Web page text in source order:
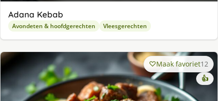
Adana Kebab
Avondeten & hoofdgerechten Vleesgerechten
Maak favoriet12
👍